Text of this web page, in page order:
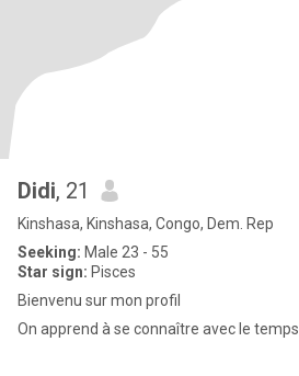
Didi, 21
Kinshasa, Kinshasa, Congo, Dem. Rep
Seeking: Male 23 - 55
Star sign: Pisces
Bienvenu sur mon profil
On apprend à se connaître avec le temps